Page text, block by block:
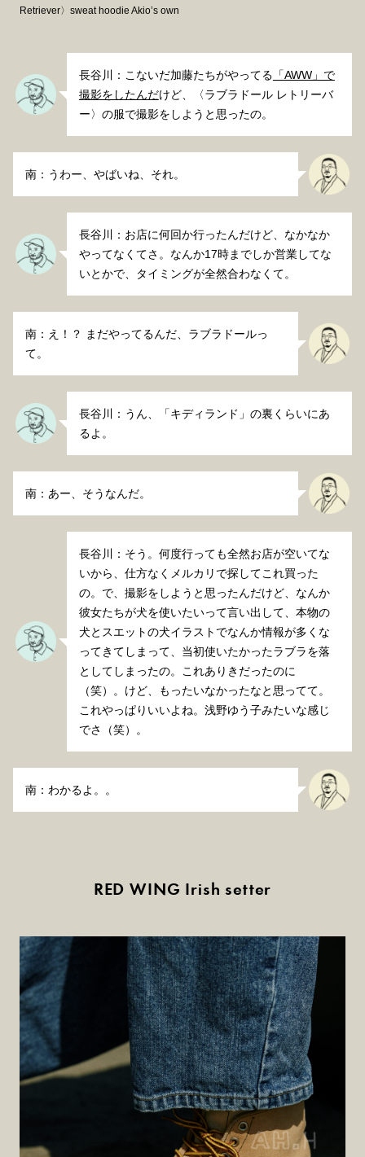
Retriever〉sweat hoodie Akio’s own
長谷川：こないだ加藤たちがやってる 「AWW」で
撮影をしたんだけど、〈ラブラドール レトリーバ
ー〉の服で撮影をしようと思ったの。
南：うわー、やばいね、それ。
長谷川：お店に何回か行ったんだけど、なかなか
やってなくてさ。なんか17時までしか営業してな
いとかで、タイミングが全然合わなくて。
南：え！？ まだやってるんだ、ラブラドールっ
て。
長谷川：うん、「キディランド」の裏くらいにあ
るよ。
南：あー、そうなんだ。
長谷川：そう。何度行っても全然お店が空いてな
いから、仕方なくメルカリで探してこれ買った
の。で、撮影をしようと思ったんだけど、なんか
彼女たちが犬を使いたいって言い出して、本物の
犬とスエットの犬イラストでなんか情報が多くな
ってきてしまって、当初使いたかったラブラを落
としてしまったの。これありきだったのに
（笑）。けど、もったいなかったなと思ってて。
これやっぱりいいよね。浅野ゆう子みたいな感じ
でさ（笑）。
南：わかるよ。。
RED WING Irish setter